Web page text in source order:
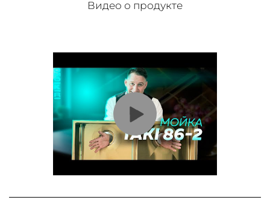
Видео о продукте